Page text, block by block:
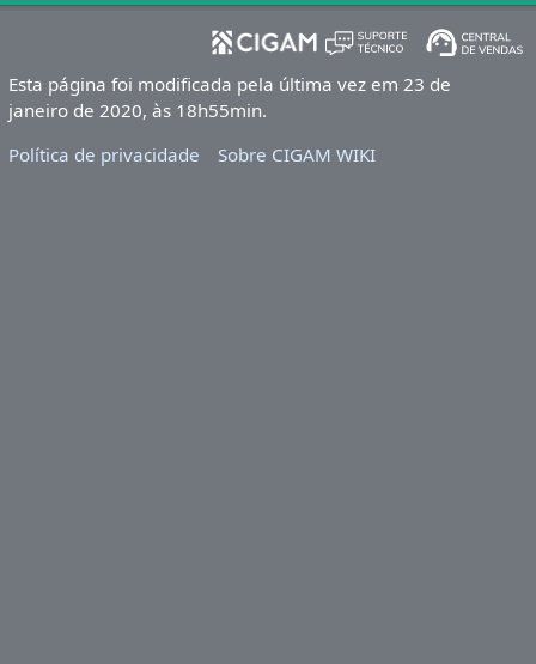
Esta página foi modificada pela última vez em 23 de
janeiro de 2020, às 18h55min.
Política de privacidade
Sobre CIGAM WIKI